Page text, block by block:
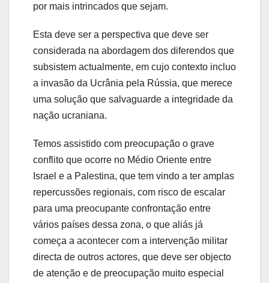
por mais intrincados que sejam.
Esta deve ser a perspectiva que deve ser
considerada na abordagem dos diferendos que
subsistem actualmente, em cujo contexto incluo
a invasão da Ucrânia pela Rússia, que merece
uma solução que salvaguarde a integridade da
nação ucraniana.
Temos assistido com preocupação o grave
conflito que ocorre no Médio Oriente entre
Israel e a Palestina, que tem vindo a ter amplas
repercussões regionais, com risco de escalar
para uma preocupante confrontação entre
vários países dessa zona, o que aliás já
começa a acontecer com a intervenção militar
directa de outros actores, que deve ser objecto
de atenção e de preocupação muito especial